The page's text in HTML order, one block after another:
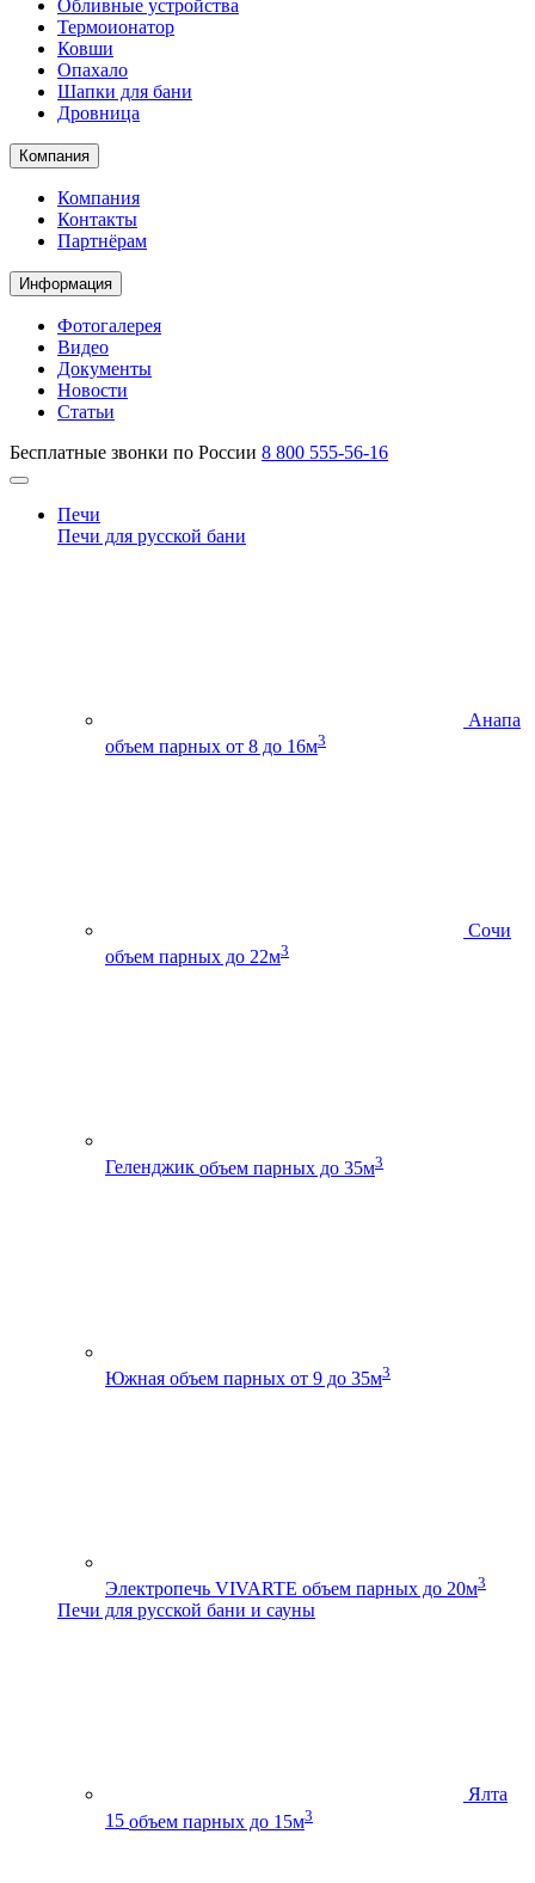
Обливные устройства
Термоионатор
Ковши
Опахало
Шапки для бани
Дровница
Компания
Компания
Контакты
Партнёрам
Информация
Фотогалерея
Видео
Документы
Новости
Статьи
Бесплатные звонки по России 8 800 555-56-16
Печи
Печи для русской бани
Анапа
объем парных от 8 до 16м3
Сочи
объем парных до 22м3
Геленджик объем парных до 35м3
Южная объем парных от 9 до 35м3
Электропечь VIVARTE объем парных до 20м3
Печи для русской бани и сауны
Ялта
15 объем парных до 15м3